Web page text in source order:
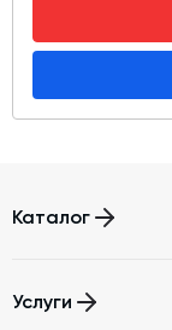
Каталог
Бетоносмесители
Услуги